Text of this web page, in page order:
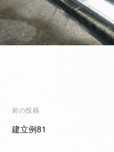
投
稿
前の投稿
建立例81